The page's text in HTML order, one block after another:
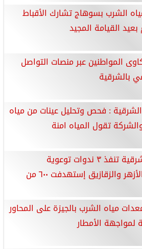
الشرب بسوهاج تشارك الأقباط
القيامة المجيد
المواطنين عبر منصات التواصل
بالشرقية
: فحص وتحليل عينات من مياه
تقول المياه امنة
مياه الشرقية تنفذ ٣ ندوات توعوية
بجامعةالأزهر والزقازيق إستهدفت ٦٠٠ من
مياه الشرب بالجيزة على المحاور
لمواجهة الأمطار